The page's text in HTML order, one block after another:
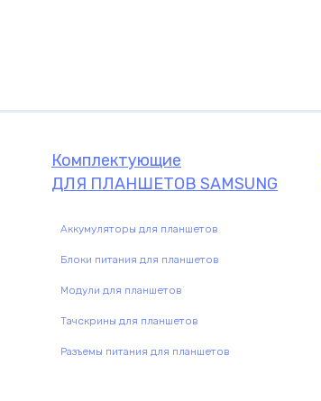
Комплектующие
ДЛЯ ПЛАНШЕТОВ SAMSUNG
Аккумуляторы для планшетов
Блоки питания для планшетов
Модули для планшетов
Тачскрины для планшетов
Разъемы питания для планшетов